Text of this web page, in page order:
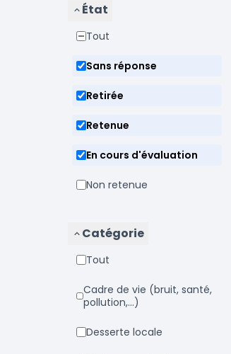
État
Tout
Sans réponse
Retirée
Retenue
En cours d'évaluation
Non retenue
Catégorie
Tout
Cadre de vie (bruit, santé,
pollution,...)
Desserte locale